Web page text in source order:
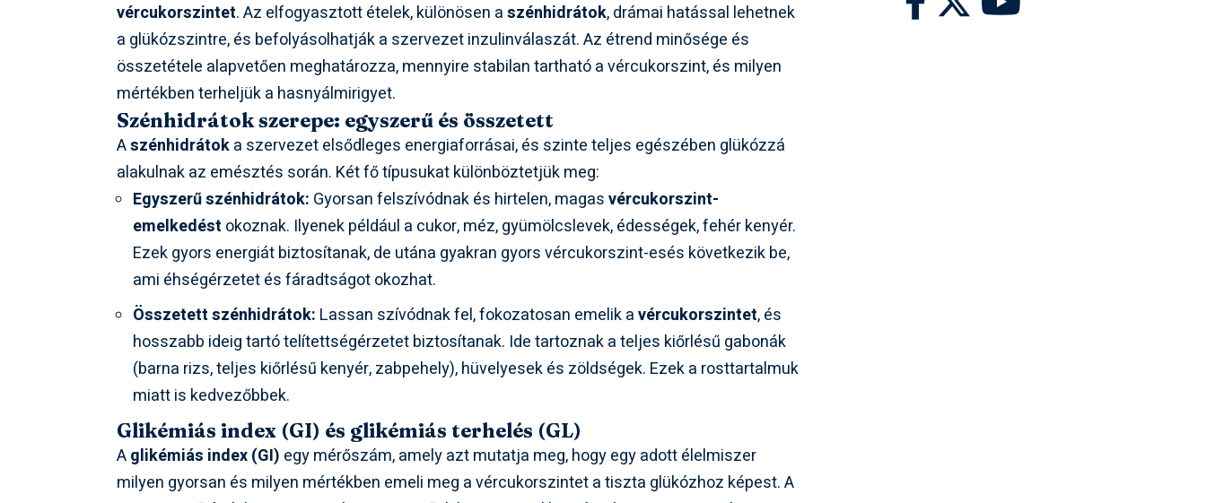
vércukorszintet. Az elfogyasztott ételek, különösen aszénhidrátok, drámai hatással lehetnek
a glükózszintre, és befolyásolhatják a szervezet inzulinválaszát. Az étrend minősége és
összetétele alapvetően meghatározza, mennyire stabilan tartható a vércukorszint, és milyen
mértékben terheljük a hasnyálmirigyet.
Szénhidrátok szerepe: egyszerű és összetett
Aszénhidrátoka szervezet elsődleges energiaforrásai, és szinte teljes egészében glükózzá
alakulnak az emésztés során. Két fő típusukat különböztetjük meg:
Egyszerű szénhidrátok: Gyorsan felszívódnak és hirtelen, magasvércukorszint-
emelkedést okoznak. Ilyenek például a cukor, méz, gyümölcslevek, édességek, fehér kenyér.
Ezek gyors energiát biztosítanak, de utána gyakran gyors vércukorszint-esés következik be,
ami éhségérzetet és fáradtságot okozhat.
Összetett szénhidrátok: Lassan szívódnak fel, fokozatosan emelik avércukorszintet, és
hosszabb ideig tartó telítettségérzetet biztosítanak. Ide tartoznak a teljes kiőrlésű gabonák
(barna rizs, teljes kiőrlésű kenyér, zabpehely), hüvelyesek és zöldségek. Ezek a rosttartalmuk
miatt is kedvezőbbek.
Glikémiás index (GI) és glikémiás terhelés (GL)
Aglikémiás index (GI) egy mérőszám, amely azt mutatja meg, hogy egy adott élelmiszer
milyen gyorsan és milyen mértékben emeli meg a vércukorszintet a tiszta glükózhoz képest. A